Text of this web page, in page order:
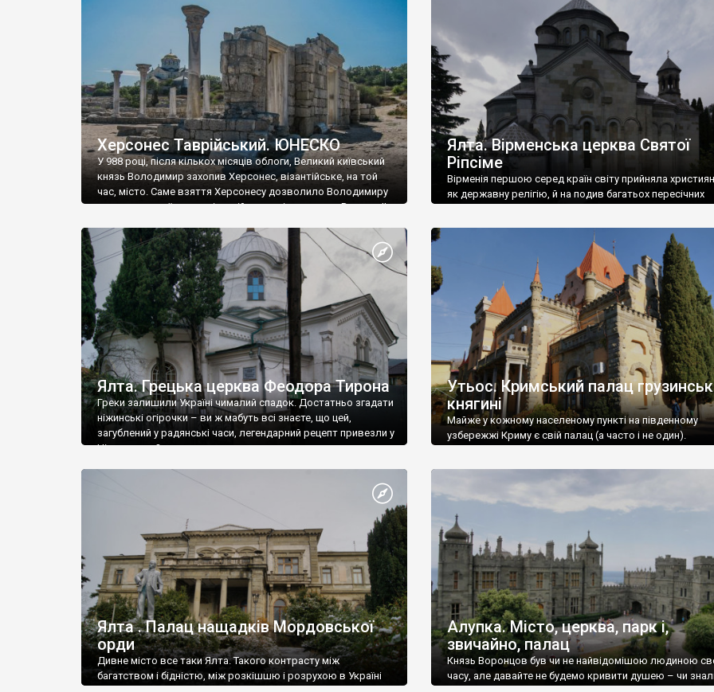
візантійської доби. Раритети викрадені з фондів об’єкту
культурної спадщини ЮНЕСКО «Херсонеса Таврійського».
Офіційно – на виставку «Золото Візантії», але експерти та
влада в Україні вважають це лише […]
називаються «повстяками» (postaki)…” “Вино. Крим
виробляє відмінне вино і його вдосталь: воно все
легке біле і дуже […]
Херсонес Таврійський. ЮНЕСКО
У 988 році, після кількох місяців облоги, Великий київський
князь Володимир захопив Херсонес, візантійське, на той
час, місто. Саме взяття Херсонесу дозволило Володимиру
диктувати свої умови візантійському імператору Василю ІІ,
Херсонесі Володимир-язичник, став Василем-
християнином. А потім було Хрещення Русі. На честь
Херсонесу Таврійського названо місто […]
Ялта. Вірменська церква Святої
Ріпсіме
Вірменія першою серед країн світу прийняла
як державну релігію, й на подив багатьох пересічних
Ялта. Грецька церква Феодора Тирона
Греки залишили Україні чималий спадок. Достатньо згадати
ніжинські огірочки – ви ж мабуть всі знаєте, що цей,
загублений у радянські часи, легендарний рецепт привезли у
Ніжин греки?
Утьос. Кримський палац
княгині
Майже у кожному населеному пункті на південному
узбережжі Криму є свій палац (а часто і не один).
Ялта . Палац нащадків Мордовської
орди
Дивне місто все таки Ялта. Такого контрасту між
багатством і бідністю, між розкішшю і розрухою в Україні
Алупка. Місто, церква, парк і,
звичайно, палац
Князь Воронцов був чи не найвідомішою людиною
часу, але давайте не будемо кривити душею – чи